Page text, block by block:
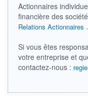
RENDEMENT
ESTIMÉ 2026
2,02%
07.08.26 / 22:00:00
ÉLIGIBILITÉ
Actionnaires
financière des
Relations Actionnaires .
Si vous êtes
votre entreprise et
contactez-nous :